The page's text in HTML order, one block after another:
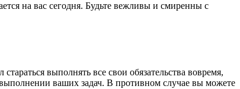
на вас сегодня. Будьте вежливы и смиренны с
выполнять все свои обязательства вовремя,
выполнении ваших задач. В противном случае вы можете